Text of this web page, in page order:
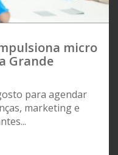
micro
Grande
para agendar
marketing e